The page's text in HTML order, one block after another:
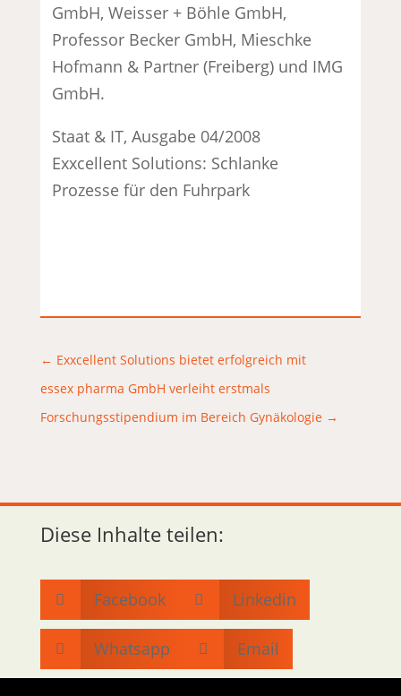
GmbH, Weisser + Böhle GmbH,
Professor Becker GmbH, Mieschke
Hofmann & Partner (Freiberg) und IMG
GmbH.
Staat & IT, Ausgabe 04/2008
Exxcellent Solutions: Schlanke
Prozesse für den Fuhrpark
← Exxcellent Solutions bietet erfolgreich mit
essex pharma GmbH verleiht erstmals
Forschungsstipendium im Bereich Gynäkologie→
Diese Inhalte teilen:
 Facebook  Linkedin
 Whatsapp  Email